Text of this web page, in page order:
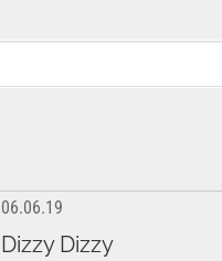
06.06.19
Dizzy Dizzy